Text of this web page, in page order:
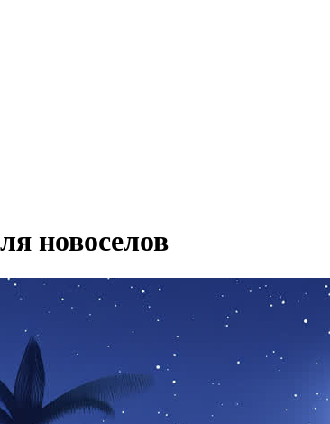
новоселов